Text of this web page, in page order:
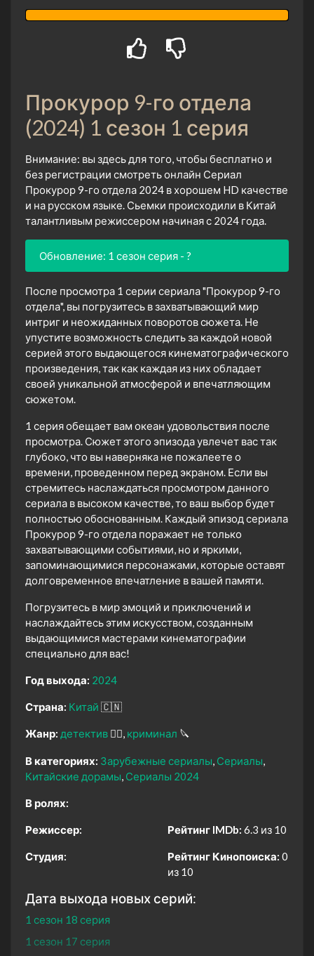
Прокурор 9-го отдела
(2024) 1 сезон 1 серия
Внимание: вы здесь для того, чтобы бесплатно и
без регистрации смотреть онлайн Сериал
Прокурор 9-го отдела 2024 в хорошем HD качестве
и на русском языке. Сьемки происходили в Китай
талантливым режиссером начиная с 2024 года.
Обновление: 1 сезон серия - ?
После просмотра 1 серии сериала "Прокурор 9-го
отдела", вы погрузитесь в захватывающий мир
интриг и неожиданных поворотов сюжета. Не
упустите возможность следить за каждой новой
серией этого выдающегося кинематографического
произведения, так как каждая из них обладает
своей уникальной атмосферой и впечатляющим
сюжетом.
1 серия обещает вам океан удовольствия после
просмотра. Сюжет этого эпизода увлечет вас так
глубоко, что вы наверняка не пожалеете о
времени, проведенном перед экраном. Если вы
стремитесь наслаждаться просмотром данного
сериала в высоком качестве, то ваш выбор будет
полностью обоснованным. Каждый эпизод сериала
Прокурор 9-го отдела поражает не только
захватывающими событиями, но и яркими,
запоминающимися персонажами, которые оставят
долговременное впечатление в вашей памяти.
Погрузитесь в мир эмоций и приключений и
наслаждайтесь этим искусством, созданным
выдающимися мастерами кинематографии
специально для вас!
Год выхода: 2024
Страна: Китай 🇨🇳
Жанр: детектив 🕵️‍♂️ криминал 🔪
В категориях: Зарубежные сериалы Сериалы
Китайские дорамы Сериалы 2024
В ролях:
Режиссер:
Студия:
Рейтинг IMDb: 6.3 из 10
Рейтинг Кинопоиска: 0
из 10
Дата выхода новых серий:
1 сезон 18 серия
1 сезон 17 серия